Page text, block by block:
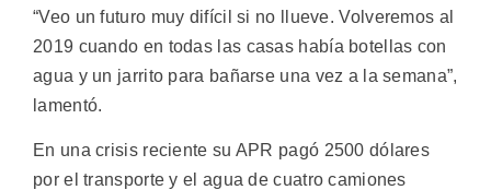
“Veo un futuro muy difícil si no llueve. Volveremos al
2019 cuando en todas las casas había botellas con
agua y un jarrito para bañarse una vez a la semana”,
lamentó.
En una crisis reciente su APR pagó 2500 dólares
por el transporte y el agua de cuatro camiones